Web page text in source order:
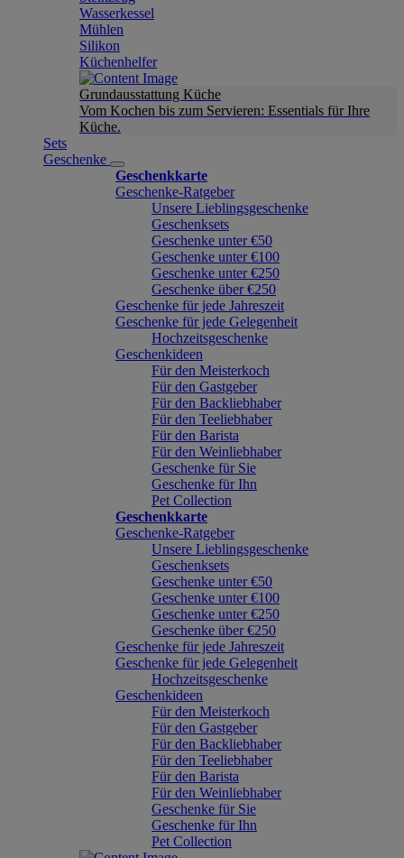
Wasserkessel
Mühlen
Silikon
Küchenhelfer
Grundausstattung Küche
Vom Kochen bis zum Servieren: Essentials für Ihre
Küche.
Sets
Geschenke
Geschenkkarte
Geschenke-Ratgeber
Unsere Lieblingsgeschenke
Geschenksets
Geschenke unter €50
Geschenke unter €100
Geschenke unter €250
Geschenke über €250
Geschenke für jede Jahreszeit
Geschenke für jede Gelegenheit
Hochzeitsgeschenke
Geschenkideen
Für den Meisterkoch
Für den Gastgeber
Für den Backliebhaber
Für den Teeliebhaber
Für den Barista
Für den Weinliebhaber
Geschenke für Sie
Geschenke für Ihn
Pet Collection
Geschenkkarte
Geschenke-Ratgeber
Unsere Lieblingsgeschenke
Geschenksets
Geschenke unter €50
Geschenke unter €100
Geschenke unter €250
Geschenke über €250
Geschenke für jede Jahreszeit
Geschenke für jede Gelegenheit
Hochzeitsgeschenke
Geschenkideen
Für den Meisterkoch
Für den Gastgeber
Für den Backliebhaber
Für den Teeliebhaber
Für den Barista
Für den Weinliebhaber
Geschenke für Sie
Geschenke für Ihn
Pet Collection